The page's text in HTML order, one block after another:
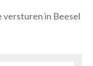
versturen in Beesel